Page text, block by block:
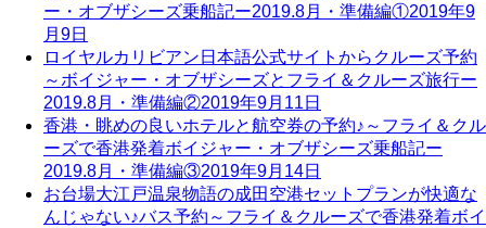
ー・オブザシーズ乗船記ー2019.8月・準備編①2019年9
月9日
ロイヤルカリビアン日本語公式サイトからクルーズ予約
～ボイジャー・オブザシーズとフライ＆クルーズ旅行ー
2019.8月・準備編②2019年9月11日
香港・眺めの良いホテルと航空券の予約♪～フライ＆クル
ーズで香港発着ボイジャー・オブザシーズ乗船記ー
2019.8月・準備編③2019年9月14日
お台場大江戸温泉物語の成田空港セットプランが快適な
んじゃない♪バス予約～フライ＆クルーズで香港発着ボイ